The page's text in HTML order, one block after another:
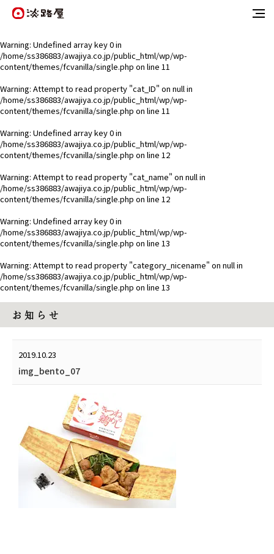
Warning: Undefined array key 0 in
/home/ss386883/awajiya.co.jp/public_html/wp/wp-
content/themes/fcvanilla/single.php on line 11
Warning: Attempt to read property "cat_ID" on null in
/home/ss386883/awajiya.co.jp/public_html/wp/wp-
content/themes/fcvanilla/single.php on line 11
Warning: Undefined array key 0 in
/home/ss386883/awajiya.co.jp/public_html/wp/wp-
content/themes/fcvanilla/single.php on line 12
Warning: Attempt to read property "cat_name" on null in
/home/ss386883/awajiya.co.jp/public_html/wp/wp-
content/themes/fcvanilla/single.php on line 12
Warning: Undefined array key 0 in
/home/ss386883/awajiya.co.jp/public_html/wp/wp-
content/themes/fcvanilla/single.php on line 13
Warning: Attempt to read property "category_nicename" on null in
/home/ss386883/awajiya.co.jp/public_html/wp/wp-
content/themes/fcvanilla/single.php on line 13
お 知 ら せ
2019.10.23
img_bento_07